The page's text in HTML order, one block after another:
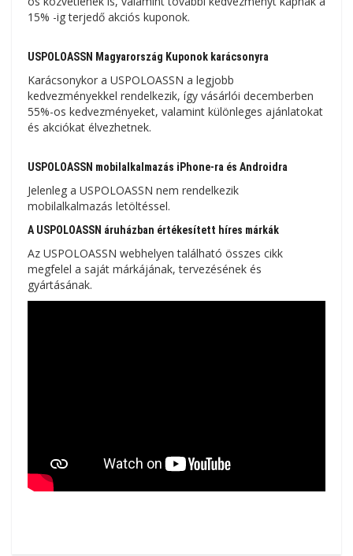
15% -ig terjedő akciós kuponok.
USPOLOASSN Magyarország Kuponok karácsonyra
Karácsonykor a USPOLOASSN a legjobb
kedvezményekkel rendelkezik, így vásárlói decemberben
55%-os kedvezményeket, valamint különleges ajánlatokat
és akciókat élvezhetnek.
USPOLOASSN mobilalkalmazás iPhone-ra és Androidra
Jelenleg a USPOLOASSN nem rendelkezik
mobilalkalmazás letöltéssel.
A USPOLOASSN áruházban értékesített híres márkák
Az USPOLOASSN webhelyen található összes cikk
megfelel a saját márkájának, tervezésének és
gyártásának.